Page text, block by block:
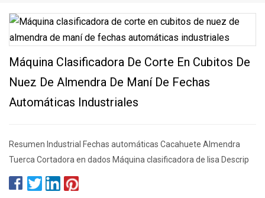
Máquina Clasificadora De Corte En Cubitos De
Nuez De Almendra De Maní De Fechas
Automáticas Industriales
Resumen Industrial Fechas automáticas Cacahuete Almendra
Tuerca Cortadora en dados Máquina clasificadora de lisa Descrip